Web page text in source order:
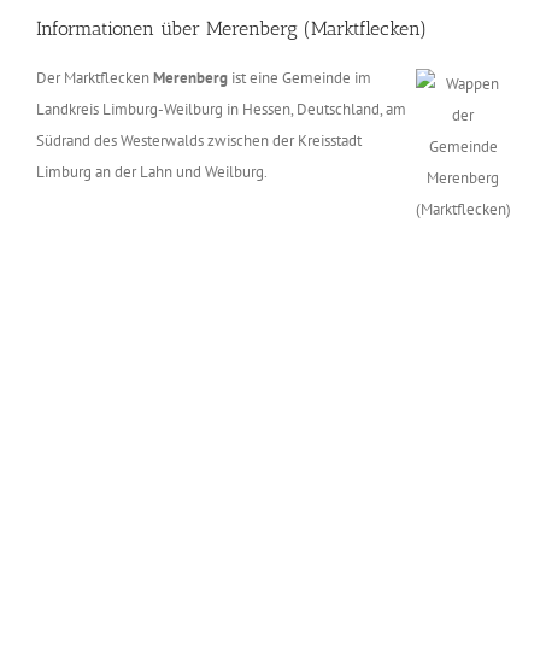
Informationen über Merenberg (Marktflecken)
Der MarktfleckenMerenberg ist eine Gemeinde im
Landkreis Limburg-Weilburg in Hessen, Deutschland, am
Südrand des Westerwalds zwischen der Kreisstadt
Limburg an der Lahn und Weilburg.